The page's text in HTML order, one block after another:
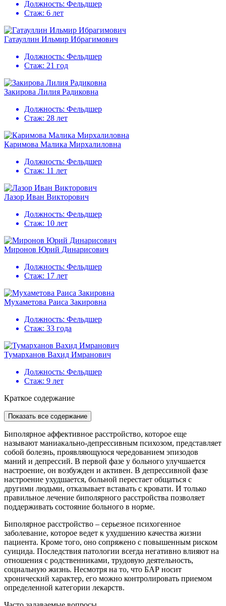
Должность: Фельдшер
Стаж: 6 лет
Гатауллин Ильмир Ибрагимович
Должность: Фельдшер
Стаж: 21 год
Закирова Лилия Радиковна
Должность: Фельдшер
Стаж: 28 лет
Каримова Малика Мирхалиловна
Должность: Фельдшер
Стаж: 11 лет
Лазор Иван Викторович
Должность: Фельдшер
Стаж: 10 лет
Миронов Юрий Динарисович
Должность: Фельдшер
Стаж: 17 лет
Мухаметова Раиса Закировна
Должность: Фельдшер
Стаж: 33 года
Тумарханов Вахид Имранович
Должность: Фельдшер
Стаж: 9 лет
Краткое содержание
Показать все содержание
Биполярное аффективное расстройство, которое еще
называют маниакально-депрессивным психозом, представляет
собой болезнь, проявляющуюся чередованием эпизодов
маний и депрессий. В первой фазе у больного улучшается
настроение, он возбужден и активен. В депрессивной фазе
настроение ухудшается, больной перестает общаться с
другими людьми, отказывает вставать с кровати. И только
правильное лечение биполярного расстройства позволяет
поддерживать состояние больного в норме.
Биполярное расстройство – серьезное психогенное
заболевание, которое ведет к ухудшению качества жизни
пациента. Кроме того, оно сопряжено с повышенным риском
суицида. Последствия патологии всегда негативно влияют на
отношения с родственниками, трудовую деятельность,
социальную жизнь. Несмотря на то, что БАР носит
хронический характер, его можно контролировать приемом
определенной категории лекарств.